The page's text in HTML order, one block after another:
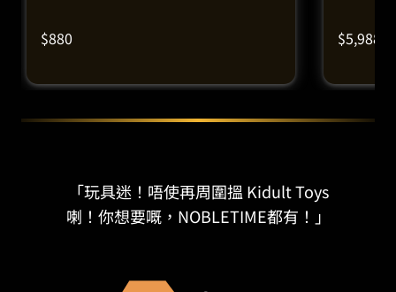
$880 $5,988
「玩具迷！唔使再周圍搵 Kidult Toys
喇！你想要嘅，NOBLETIME都有！」